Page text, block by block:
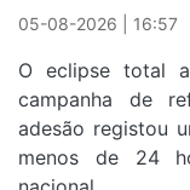
Sintra
primeira
etapa
da
87ª
05-08-2026 | 16:57
O eclipse total
campanha de
adesão registou
menos de 24